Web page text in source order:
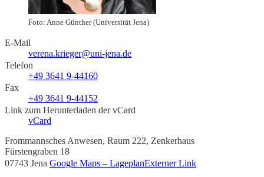
Foto: Anne Günther (Universität Jena)
E-Mail
verena.krieger@uni-jena.de
Telefon
+49 3641 9-44160
Fax
+49 3641 9-44152
Link zum Herunterladen der vCard
vCard
Frommannsches Anwesen, Raum 222, Zenkerhaus
Fürstengraben 18
07743 Jena Google Maps – LageplanExterner Link